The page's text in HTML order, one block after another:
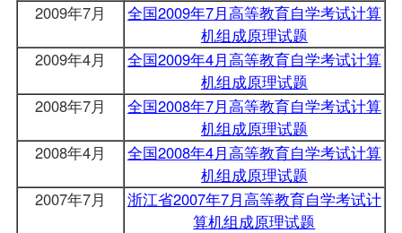
2009年7月
全国2009年7月高等教育自学考试计算
机组成原理试题
2009年4月
全国2009年4月高等教育自学考试计算
机组成原理试题
2008年7月
全国2008年7月高等教育自学考试计算
机组成原理试题
2008年4月
全国2008年4月高等教育自学考试计算
机组成原理试题
2007年7月
浙江省2007年7月高等教育自学考试计
算机组成原理试题